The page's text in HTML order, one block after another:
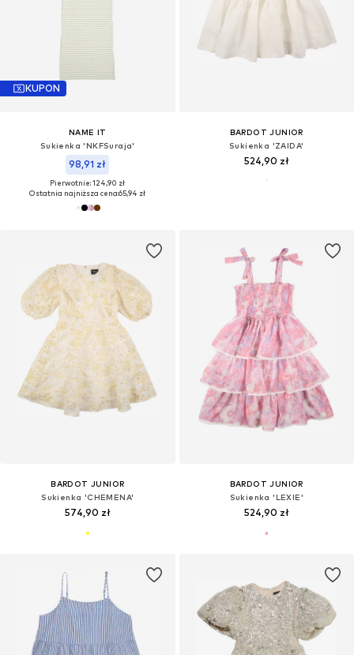
KUPON
NAME IT
Sukienka 'NKFSuraja'
98,91 zł
Pierwotnie: 124,90 zł
Ostatnia najniższa cena:65,94 zł
BARDOT JUNIOR
Sukienka 'ZAIDA'
524,90 zł
BARDOT JUNIOR
Sukienka 'CHEMENA'
574,90 zł
BARDOT JUNIOR
Sukienka 'LEXIE'
524,90 zł